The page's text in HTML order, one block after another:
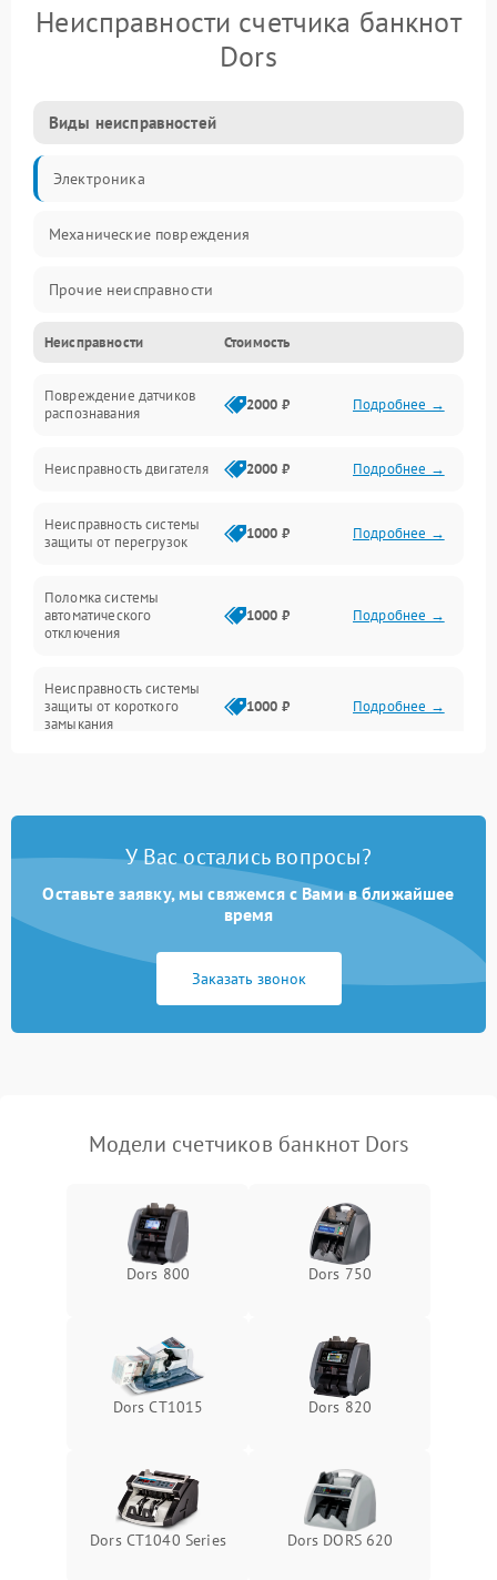
Неисправности счетчика банкнот
Dors
Виды неисправностей
Электроника
Механические повреждения
Прочие неисправности
Включение и работа
Счёт банкнот
Шум и механика
Неисправности Стоимость
Повреждение датчиков
распознавания
2000 ₽ Подробнее →
Неисправность двигателя 2000 ₽ Подробнее →
Неисправность системы
защиты от перегрузок
1000 ₽ Подробнее →
Поломка системы
автоматического
отключения
1000 ₽ Подробнее →
Неисправность системы
защиты от короткого
замыкания
1000 ₽ Подробнее →
Неисправность системы
перенапряжения
1000 ₽ Подробнее →
Неисправность системы
защиты от замыкания
1000 ₽
защиты от перегрузок
Поломка системы защиты
от замыкания
Подробнее →
У Вас остались вопросы?
Оставьте заявку, мы свяжемся с Вами в ближайшее
время
Заказать звонок
Модели счетчиков банкнот Dors
Dors 800 Dors 750
Dors CT1015 Dors 820
Dors CT1040 Series Dors DORS 620